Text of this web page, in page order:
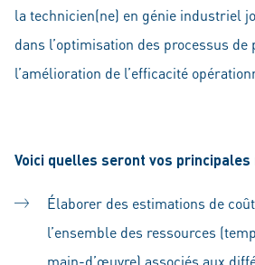
la technicien(ne) en génie industriel
dans l’optimisation des processus de
l’amélioration de l’efficacité
Voici quelles seront vos
Élaborer des estimations de
l’ensemble des ressources
main-d’œuvre) associés aux